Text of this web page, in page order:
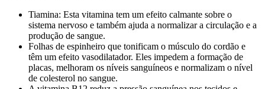
Tiamina: Esta vitamina tem um efeito calmante sobre o
sistema nervoso e também ajuda a normalizar a circulação e a
produção de sangue.
Folhas de espinheiro que tonificam o músculo do cordão e
têm um efeito vasodilatador. Eles impedem a formação de
placas, melhoram os níveis sanguíneos e normalizam o nível
de colesterol no sangue.